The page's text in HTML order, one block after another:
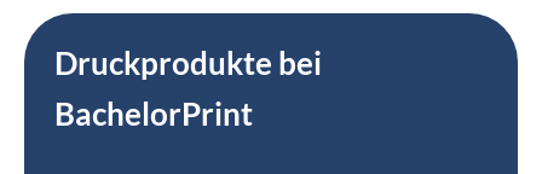
Druckprodukte bei
BachelorPrint